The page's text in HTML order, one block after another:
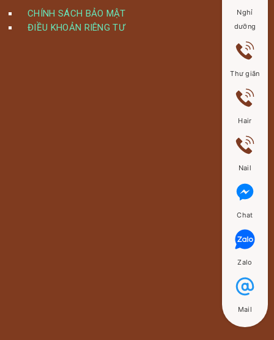
CHÍNH SÁCH BẢO MẬT
ĐIỀU KHOẢN RIÊNG TƯ
Nghỉ
dưỡng
Thư giãn
Hair
Nail
Chat
Zalo
Mail